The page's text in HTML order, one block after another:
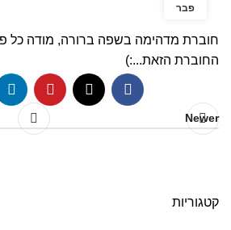
פבר
חוברת מדהימה בשפה ברורה, מודה כל
החוברת הזאת...:)
Newer
קטגוריות